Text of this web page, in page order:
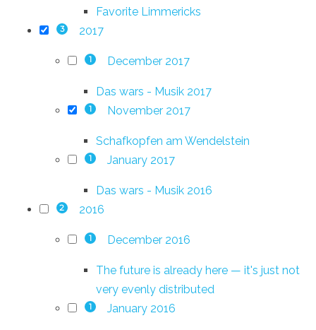
Favorite Limmericks
3 2017
1 December 2017
Das wars - Musik 2017
1 November 2017
Schafkopfen am Wendelstein
1 January 2017
Das wars - Musik 2016
2 2016
1 December 2016
The future is already here — it's just not
very evenly distributed
1 January 2016